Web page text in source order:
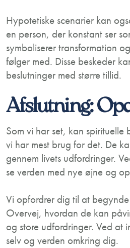
Hypotetiske scenarier kan
en person, der konstant ser
symboliserer transformation
følger med. Disse beskeder
beslutninger med større tillid.
Afslutning:
Som vi har set, kan
vi har mest brug for det. De
gennem livets udfordringer.
se verden med nye øjne og
Vi opfordrer dig til at
Overvej, hvordan de kan
og store udfordringer. Ved at
selv og verden omkring dig.